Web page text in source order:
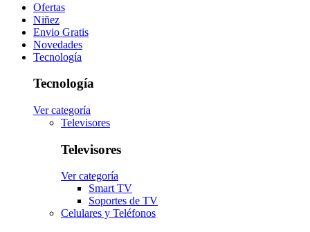
Ofertas
Niñez
Envio Gratis
Novedades
Tecnología
Tecnología
Ver categoría
Televisores
Televisores
Ver categoría
Smart TV
Soportes de TV
Celulares y Teléfonos